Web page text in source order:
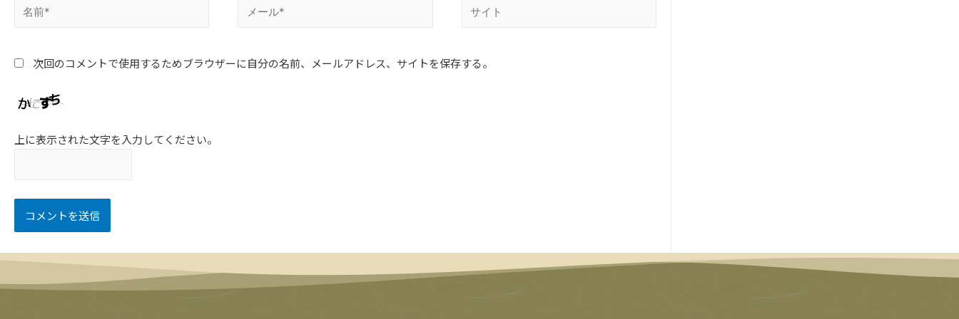
次回のコメントで使用するためブラウザーに自分の名前、メールアドレス、サイトを保存する。
上に表示された文字を入力してください。